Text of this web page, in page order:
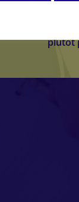
nous
de
plutôt